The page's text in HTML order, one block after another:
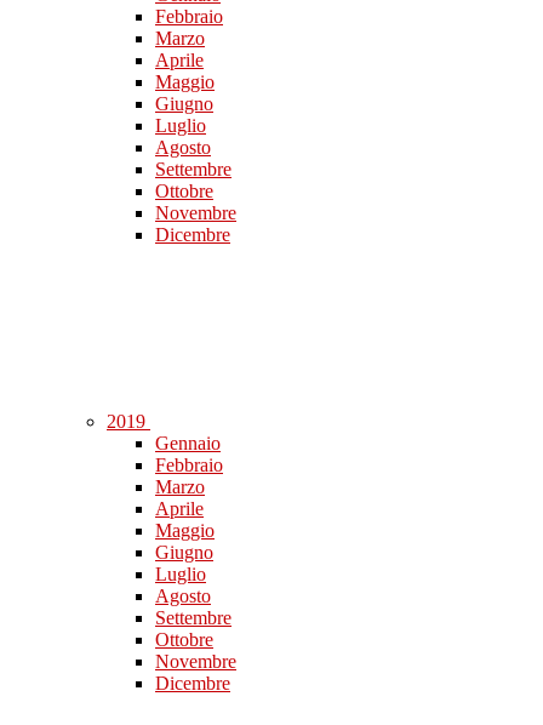
Febbraio
Marzo
Aprile
Maggio
Giugno
Luglio
Agosto
Settembre
Ottobre
Novembre
Dicembre
2019
Gennaio
Febbraio
Marzo
Aprile
Maggio
Giugno
Luglio
Agosto
Settembre
Ottobre
Novembre
Dicembre